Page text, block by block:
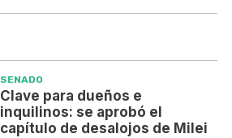
SENADO
Clave para dueños e
inquilinos: se aprobó el
capítulo de desalojos de Milei